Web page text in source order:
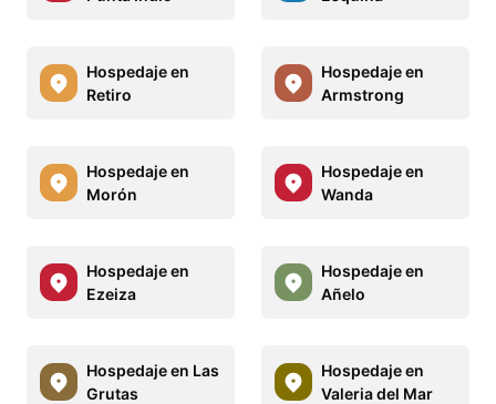
Hospedaje en
Retiro
Hospedaje en
Armstrong
Hospedaje en
Morón
Hospedaje en
Wanda
Hospedaje en
Ezeiza
Hospedaje en
Añelo
Hospedaje en Las
Grutas
Hospedaje en
Valeria del Mar